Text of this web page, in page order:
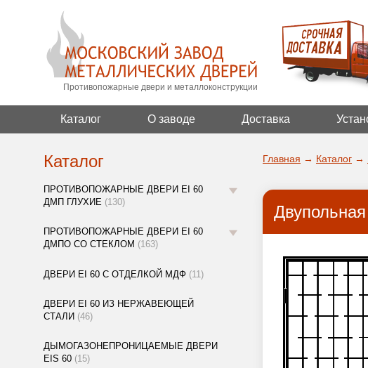
Противопожарные двери и металлоконструкции
Каталог О заводе Доставка
Каталог
ПРОТИВОПОЖАРНЫЕ ДВЕРИ EI 60
ДМП ГЛУХИЕ (130)
ПРОТИВОПОЖАРНЫЕ ДВЕРИ EI 60
ДМПО СО СТЕКЛОМ (163)
ДВЕРИ EI 60 С ОТДЕЛКОЙ МДФ (11)
ДВЕРИ EI 60 ИЗ НЕРЖАВЕЮЩЕЙ
СТАЛИ (46)
ДЫМОГАЗОНЕПРОНИЦАЕМЫЕ ДВЕРИ
EIS 60 (15)
Главная → Каталог →